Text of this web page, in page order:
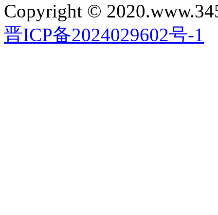
Copyright ©
晋ICP备2024029602号-1